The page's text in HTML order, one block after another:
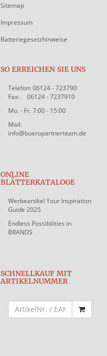
Sitemap
Impressum
Batteriegesetzhinweise
SO ERREICHEN SIE UNS
Telefon: 06124 - 723790
Fax: 06124 - 7237910
Mo. - Fr. 7:00 - 15:00
Mail:
info@bueropartnerteam.de
ONLINE
BLÄTTERKATALOGE
Werbeartikel Your Inspiration
Guide 2025
Endless Possibilities in
BRANDS
SCHNELLKAUF MIT
ARTIKELNUMMER